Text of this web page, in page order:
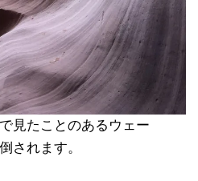
見たことのあるウェー
されます。